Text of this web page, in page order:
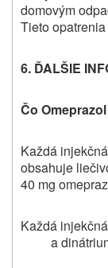
domovým
Tieto
6. ĎALŠIE
Čo
Každá
obsahuje
40 mg
Každá
a